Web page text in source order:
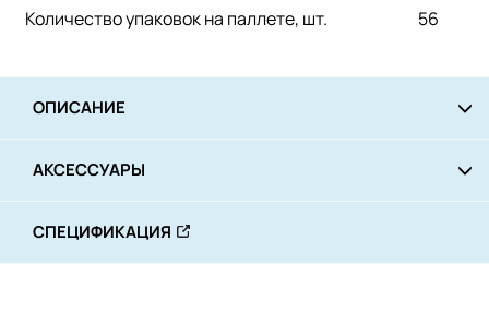
Количество упаковок на паллете, шт.
56
ОПИСАНИЕ
АКСЕССУАРЫ
СПЕЦИФИКАЦИЯ